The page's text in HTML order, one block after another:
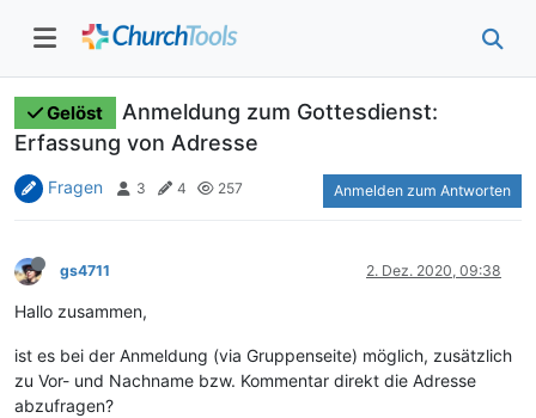
Gelöst
Anmeldung zum Gottesdienst:
Erfassung von Adresse
Fragen 3 4 257 Anmelden zum Antworten
gs4711 2. Dez. 2020, 09:38
Hallo zusammen,
ist es bei der Anmeldung (via Gruppenseite) möglich, zusätzlich
zu Vor- und Nachname bzw. Kommentar direkt die Adresse
abzufragen?